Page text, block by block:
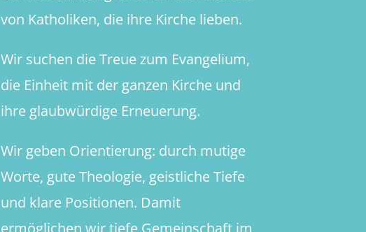
von Katholiken, die ihre Kirche lieben.
Wir suchen die Treue zum Evangelium,
die Einheit mit der ganzen Kirche und
ihre glaubwürdige Erneuerung.
Wir geben Orientierung: durch mutige
Worte, gute Theologie, geistliche Tiefe
und klare Positionen. Damit